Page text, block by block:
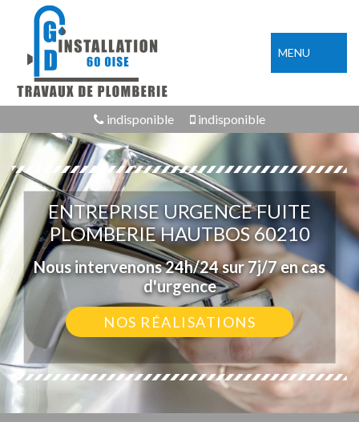
MENU
indisponible indisponible
ENTREPRISE URGENCE FUITE
PLOMBERIE HAUTBOS 60210
Nous intervenons 24h/24 sur 7j/7 en cas
d'urgence
NOS RÉALISATIONS